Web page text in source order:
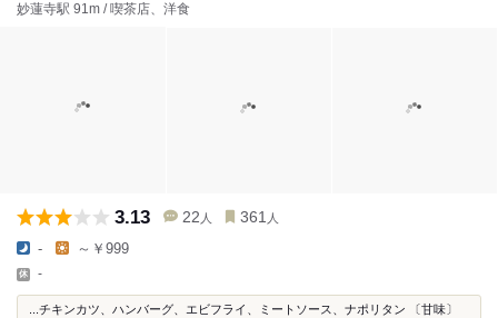
妙蓮寺駅 91m / 喫茶店、洋食
3.13 22 人 361 人
- ～￥999
-
...チキンカツ、ハンバーグ、エビフライ、ミートソース、ナポリタン 〔甘味〕